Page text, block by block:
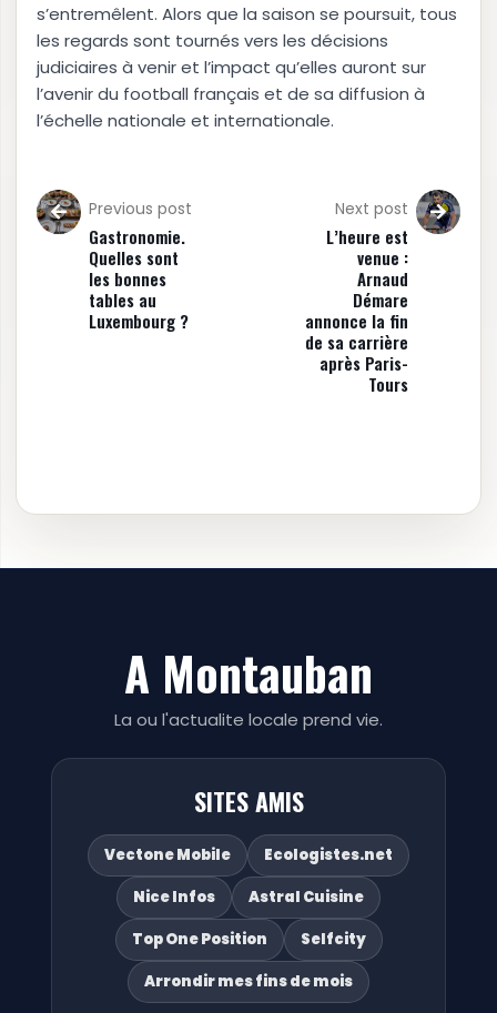
s’entremêlent. Alors que la saison se poursuit, tous
les regards sont tournés vers les décisions
judiciaires à venir et l’impact qu’elles auront sur
l’avenir du football français et de sa diffusion à
l’échelle nationale et internationale.
Previous post
Gastronomie.
Quelles sont
les bonnes
tables au
Luxembourg ?
Next post
L’heure est
venue :
Arnaud
Démare
annonce la fin
de sa carrière
après Paris-
Tours
A Montauban
La ou l'actualite locale prend vie.
SITES AMIS
Vectone Mobile
Ecologistes.net
Nice Infos
Astral Cuisine
Top One Position
Selfcity
Arrondir mes fins de mois